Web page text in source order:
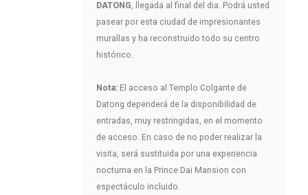
DATONG, llegada al final del dia. Podrá usted
pasear por esta ciudad de impresionantes
murallas y ha reconstruido todo su centro
histórico.
Nota: El acceso al Templo Colgante de
Datong dependerá de la disponibilidad de
entradas, muy restringidas, en el momento
de acceso. En caso de no poder realizar la
visita, será sustituida por una experiencia
nocturna en la Prince Dai Mansion con
espectáculo incluido.